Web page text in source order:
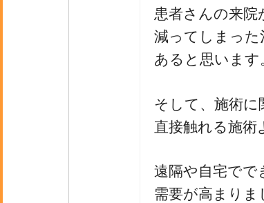
患者さんの来院
減ってしまった
あると思います
そして、施術に
直接触れる施術
遠隔や自宅でで
需要が高まりま